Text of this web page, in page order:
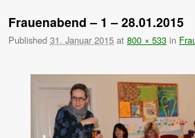
Frauenabend – 1 – 28.01.2015
Published 31. Januar 2015 at 800 × 533 in